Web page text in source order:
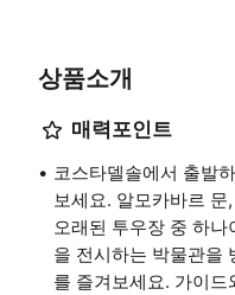
상품소개
매력포인트
코스타델솔에서 출발
보세요. 알모카바르
오래된 투우장 중 하
을 전시하는 박물관을
를 즐겨보세요. 가이